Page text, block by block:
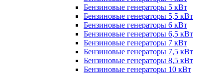
Бензиновые генераторы 5 кВт
Бензиновые генераторы 5,5 кВт
Бензиновые генераторы 6 кВт
Бензиновые генераторы 6,5 кВт
Бензиновые генераторы 7 кВт
Бензиновые генераторы 7,5 кВт
Бензиновые генераторы 8,5 кВт
Бензиновые генераторы 10 кВт